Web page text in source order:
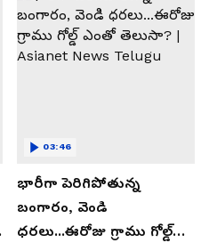
భారీగా పెరిగిపోతున్న
బంగారం, వెండి
ధరలు...ఈరోజు గ్రాము గోల్డ్
03:46